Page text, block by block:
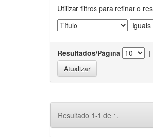
Utilizar filtros para refinar o
Resultados/Página |
Resultado 1-1 de 1.